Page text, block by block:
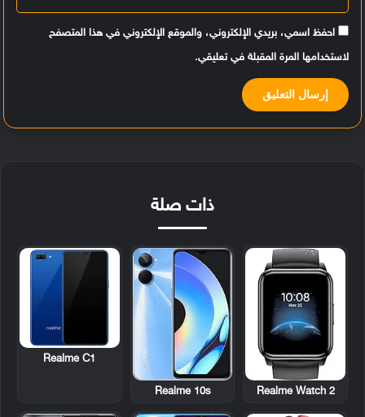
احفظ اسمي، بريدي الإلكتروني، والموقع الإلكتروني في هذا المتصفح
لاستخدامها المرة المقبلة في تعليقي.
ذات صلة
Realme Watch 2
Realme 10s
Realme C1